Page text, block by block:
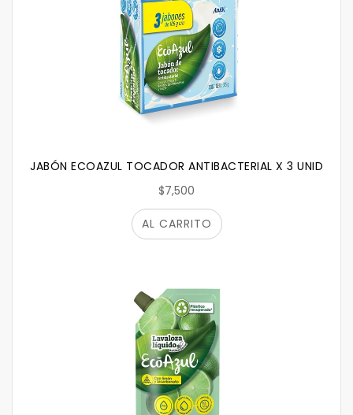
JABÓN ECOAZUL TOCADOR ANTIBACTERIAL X 3
$7,500
AL CARRITO